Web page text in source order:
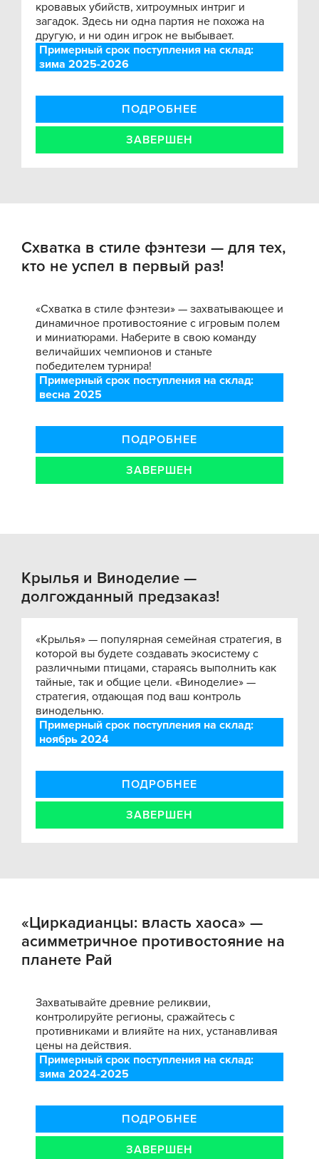
кровавых убийств, хитроумных интриг и
загадок. Здесь ни одна партия не похожа на
другую, и ни один игрок не выбывает.
Примерный срок поступления на склад:
зима 2025-2026
ПОДРОБНЕЕ
ЗАВЕРШЕН
Схватка в стиле фэнтези — для тех,
кто не успел в первый раз!
«Схватка в стиле фэнтези» — захватывающее и
динамичное противостояние с игровым полем
и миниатюрами. Наберите в свою команду
величайших чемпионов и станьте
победителем турнира!
Примерный срок поступления на склад:
весна 2025
ПОДРОБНЕЕ
ЗАВЕРШЕН
Крылья и Виноделие —
долгожданный предзаказ!
«Крылья» — популярная семейная стратегия, в
которой вы будете создавать экосистему с
различными птицами, стараясь выполнить как
тайные, так и общие цели. «Виноделие» —
стратегия, отдающая под ваш контроль
винодельню.
Примерный срок поступления на склад:
ноябрь 2024
ПОДРОБНЕЕ
ЗАВЕРШЕН
«Циркадианцы: власть хаоса» —
асимметричное противостояние на
планете Рай
Захватывайте древние реликвии,
контролируйте регионы, сражайтесь с
противниками и влияйте на них, устанавливая
цены на действия.
Примерный срок поступления на склад:
зима 2024-2025
ПОДРОБНЕЕ
ЗАВЕРШЕН